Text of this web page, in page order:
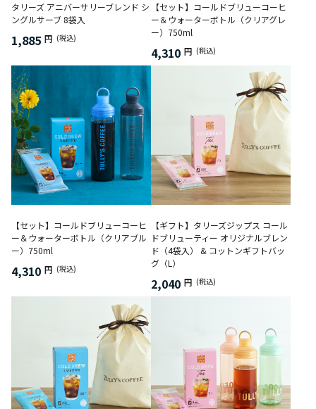
タリーズ アニバーサリーブレンド シ
ングルサーブ 8袋入
1,885 円 (税込)
【セット】コールドブリューコーヒ
ー＆ウォーターボトル（クリアグレ
ー）750ml
4,310 円 (税込)
【セット】コールドブリューコーヒ
ー＆ウォーターボトル（クリアブル
ー）750ml
4,310 円 (税込)
【ギフト】タリーズジップス コール
ドブリューティー オリジナルブレン
ド（4袋入） & コットンギフトバッ
グ（L）
2,040 円 (税込)